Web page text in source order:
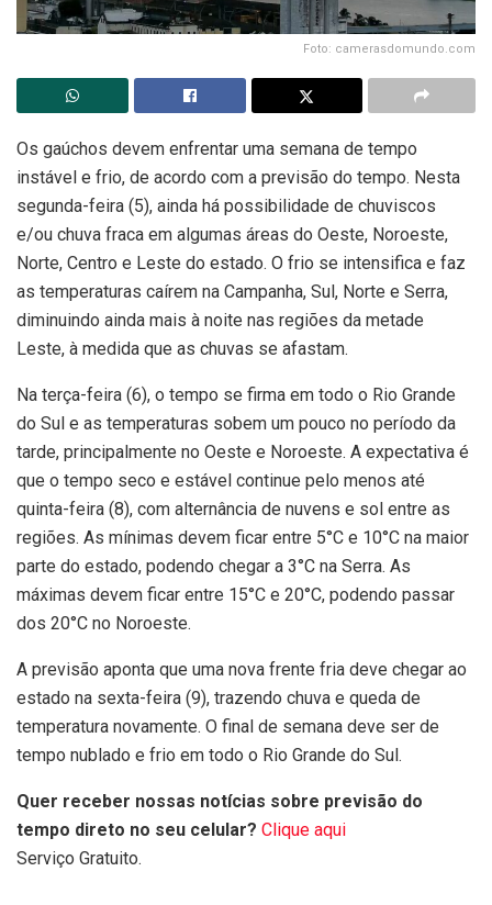
Foto: camerasdomundo.com
Os gaúchos devem enfrentar uma semana de tempo
instável e frio, de acordo com a previsão do tempo. Nesta
segunda-feira (5), ainda há possibilidade de chuviscos
e/ou chuva fraca em algumas áreas do Oeste, Noroeste,
Norte, Centro e Leste do estado. O frio se intensifica e faz
as temperaturas caírem na Campanha, Sul, Norte e Serra,
diminuindo ainda mais à noite nas regiões da metade
Leste, à medida que as chuvas se afastam.
Na terça-feira (6), o tempo se firma em todo o Rio Grande
do Sul e as temperaturas sobem um pouco no período da
tarde, principalmente no Oeste e Noroeste. A expectativa é
que o tempo seco e estável continue pelo menos até
quinta-feira (8), com alternância de nuvens e sol entre as
regiões. As mínimas devem ficar entre 5°C e 10°C na maior
parte do estado, podendo chegar a 3°C na Serra. As
máximas devem ficar entre 15°C e 20°C, podendo passar
dos 20°C no Noroeste.
A previsão aponta que uma nova frente fria deve chegar ao
estado na sexta-feira (9), trazendo chuva e queda de
temperatura novamente. O final de semana deve ser de
tempo nublado e frio em todo o Rio Grande do Sul.
Quer receber nossas notícias sobre previsão do
tempo direto no seu celular? Clique aqui
Serviço Gratuito.